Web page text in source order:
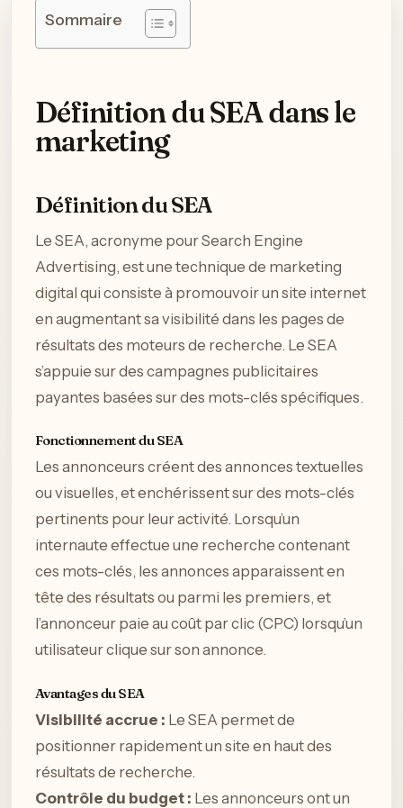
Sommaire
Définition du SEA dans le
marketing
Définition du SEA
Le SEA, acronyme pour Search Engine
Advertising, est une technique de marketing
digital qui consiste à promouvoir un site internet
en augmentant sa visibilité dans les pages de
résultats des moteurs de recherche. Le SEA
s’appuie sur des campagnes publicitaires
payantes basées sur des mots-clés spécifiques.
Fonctionnement du SEA
Les annonceurs créent des annonces textuelles
ou visuelles, et enchérissent sur des mots-clés
pertinents pour leur activité. Lorsqu’un
internaute effectue une recherche contenant
ces mots-clés, les annonces apparaissent en
tête des résultats ou parmi les premiers, et
l’annonceur paie au coût par clic (CPC) lorsqu’un
utilisateur clique sur son annonce.
Avantages du SEA
Visibilité accrue : Le SEA permet de
positionner rapidement un site en haut des
résultats de recherche.
Contrôle du budget : Les annonceurs ont un